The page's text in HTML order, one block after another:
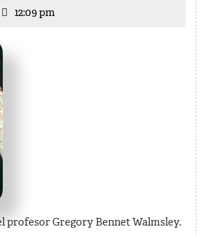
Gregory
Bennett
Walmsley
12:09 pm
profesor Gregory Bennet Walmsley.